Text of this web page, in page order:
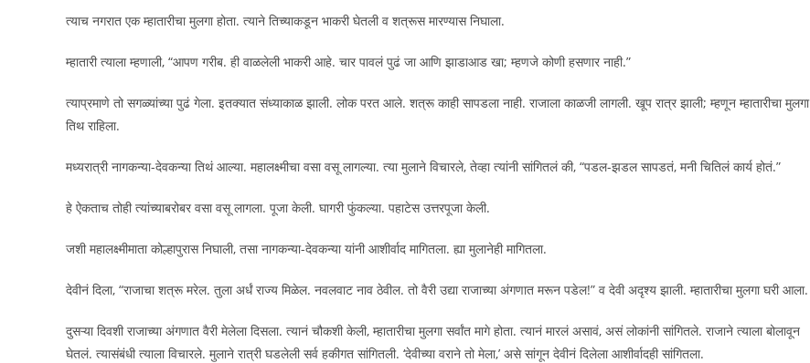
त्याच नगरात एक म्हातारीचा मुलगा होता. त्याने तिच्याकडून भाकरी घेतली व शत्रूस मारण्यास निघाला.
म्हातारी त्याला म्हणाली, “आपण गरीब. ही वाळलेली भाकरी आहे. चार पावलं पुढं जा आणि झाडाआड खा; म्हणजे कोणी हसणार नाही.”
त्याप्रमाणे तो सगळ्यांच्या पुढं गेला. इतक्यात संध्याकाळ झाली. लोक परत आले. शत्रू काही सापडला नाही. राजाला काळजी लागली. खूप रात्र झाली; म्हणून म्हातारीचा मुलगा
तिथ राहिला.
मध्यरात्री नागकन्या-देवकन्या तिथं आल्या. महालक्ष्मीचा वसा वसू लागल्या. त्या मुलाने विचारले, तेव्हा त्यांनी सांगितलं की, “पडल-झडल सापडतं, मनी चितिलं कार्य होतं.”
हे ऐकताच तोही त्यांच्याबरोबर वसा वसू लागला. पूजा केली. घागरी फुंकल्या. पहाटेस उत्तरपूजा केली.
जशी महालक्ष्मीमाता कोल्हापुरास निघाली, तसा नागकन्या-देवकन्या यांनी आशीर्वाद मागितला. ह्या मुलानेही मागितला.
देवीनं दिला, “राजाचा शत्रू मरेल. तुला अर्धं राज्य मिळेल. नवलवाट नाव ठेवील. तो वैरी उद्या राजाच्या अंगणात मरून पडेल!” व देवी अदृश्य झाली. म्हातारीचा मुलगा घरी आला.
दुसऱ्या दिवशी राजाच्या अंगणात वैरी मेलेला दिसला. त्यानं चौकशी केली, म्हातारीचा मुलगा सर्वांत मागे होता. त्यानं मारलं असावं, असं लोकांनी सांगितले. राजाने त्याला बोलावून
घेतलं. त्यासंबंधी त्याला विचारले. मुलाने रात्री घडलेली सर्व हकीगत सांगितली. ‘देवीच्या वराने तो मेला,’ असे सांगून देवीनं दिलेला आशीर्वादही सांगितला.